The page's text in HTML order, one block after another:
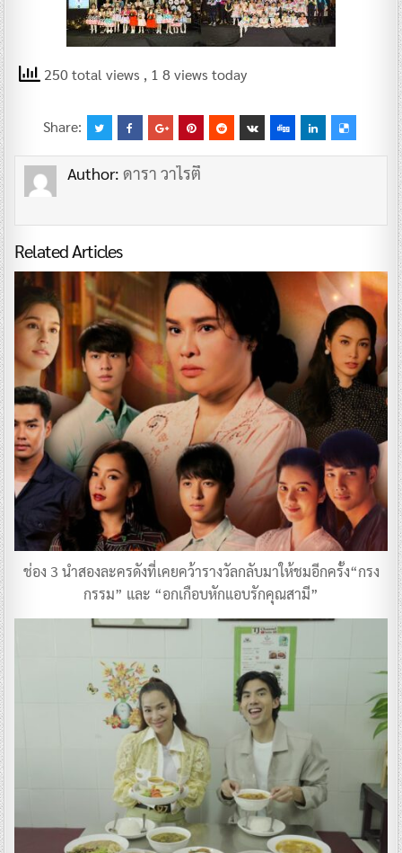
250 total views , 1 8 views today
Share:
Author: ดารา วาไรตี้
Related Articles
ช่อง 3 นำสองละครดังที่เคยคว้ารางวัลกลับมาให้ชมอีกครั้ง“กรง
กรรม” และ “อกเกือบหักแอบรักคุณสามี”